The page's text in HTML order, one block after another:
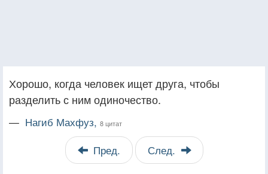
Хорошо, когда человек ищет друга, чтобы
разделить с ним одиночество.
— Нагиб Махфуз, 8 цитат
Пред. След.